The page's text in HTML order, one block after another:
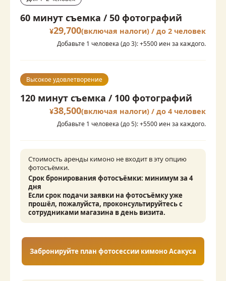
60 минут съемка / 50 фотографий
¥29,700(включая налоги) / до 2 человек
Добавьте 1 человека (до 3): +5500 иен за каждого.
Высокое удовлетворение
120 минут съемка / 100 фотографий
¥38,500(включая налоги) / до 4 человек
Добавьте 1 человека (до 5): +5500 иен за каждого.
Стоимость аренды кимоно не входит в эту опцию
фотосъёмки.
Срок бронирования фотосъёмки: минимум за 4
дня
Если срок подачи заявки на фотосъёмку уже
прошёл, пожалуйста, проконсультируйтесь с
сотрудниками магазина в день визита.
Забронируйте план фотосессии кимоно Асакуса